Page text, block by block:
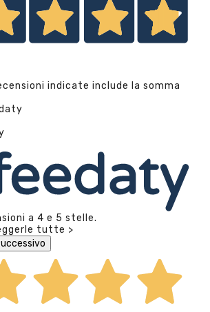
indicate include la somma
a 4 e 5 stelle.
tutte >